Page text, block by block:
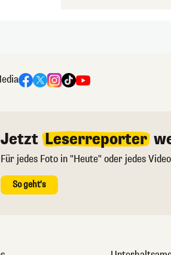
Jetzt Leserreporter
Für jedes Foto in "Heute" oder jedes
So geht's